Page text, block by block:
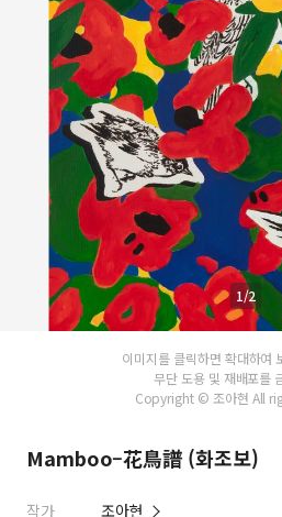
1/2
이미지를 클릭하면 확대하여
무단 도용 및 재배포를
Copyright © 조아현 All
Mamboo–花鳥譜 (화조보)
작가
조아현